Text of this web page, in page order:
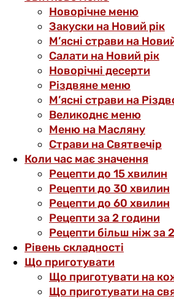
Новорічне меню
Закуски на Новий рік
М’ясні страви на
Салати на Новий рік
Новорічні десерти
Різдвяне меню
М’ясні страви на
Великоднє меню
Меню на Масляну
Страви на Святвечір
Коли час має значення
Рецепти до 15 хвилин
Рецепти до 30 хвилин
Рецепти до 60 хвилин
Рецепти за 2 години
Рецепти більш ніж за
Рівень складності
Що приготувати
Що приготувати на
Що приготувати на